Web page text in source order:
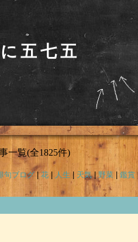
五七五
一覧(全1825件)
句ブログ|花| 人生 天気|野菜|鑑賞|